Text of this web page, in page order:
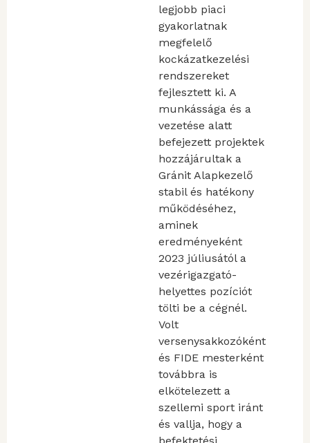
legjobb piaci
gyakorlatnak
megfelelő
kockázatkezelési
rendszereket
fejlesztett ki. A
munkássága és a
vezetése alatt
befejezett projektek
hozzájárultak a
Gránit Alapkezelő
stabil és hatékony
működéséhez,
aminek
eredményeként
2023 júliusától a
vezérigazgató-
helyettes pozíciót
tölti be a cégnél.
Volt
versenysakkozóként
és FIDE mesterként
továbbra is
elkötelezett a
szellemi sport iránt
és vallja, hogy a
befektetési